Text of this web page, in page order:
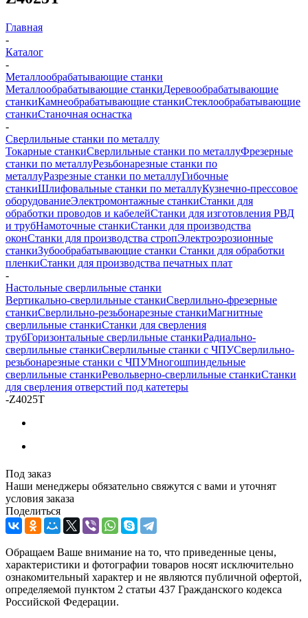
Главная
-
Каталог
-
Металлообрабатывающие станки
Металлообрабатывающие станкиДеревообрабатывающие
станкиКамнеобрабатывающие станкиСтеклообрабатывающие
станкиСтаночная оснастка
-
Сверлильные станки по металлу
Токарные станкиСверлильные станки по металлуФрезерные
станки по металлуРезьбонарезные станки по
металлуРазрезные станки по металлуГибочные
станкиШлифовальные станки по металлуКузнечно-прессовое
оборудованиеЭлектромонтажные станкиСтанки для
обработки проводов и кабелейСтанки для изготовления РВД
и трубНамоточные станкиСтанки для производства
оконСтанки для производства стропЭлектроэрозионные
станкиЗубообрабатывающие станки Станки для обработки
пленкиСтанки для производства печатных плат
-
Настольные сверлильные станки
Вертикально-сверлильные станкиСверлильно-фрезерные
станкиСверлильно-резьбонарезные станкиМагнитные
сверлильные станкиСтанки для сверления
трубГоризонтальные сверлильные станкиРадиально-
сверлильные станкиСверлильные станки с ЧПУСверлильно-
резьбонарезные станки с ЧПУМногошпиндельные
сверлильные станкиРевольверно-сверлильные станкиСтанки
для сверления отверстий под катетеры
-Z4025T
Под заказ
Наши менеджеры обязательно свяжутся с вами и уточнят
условия заказа
Поделиться
Обращаем Ваше внимание на то, что приведенные цены,
характеристики и фотографии товаров носят исключительно
ознакомительный характер и не являются публичной офертой,
определяемой пунктом 2 статьи 437 Гражданского кодекса
Российской Федерации.